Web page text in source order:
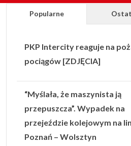
Popularne
PKP Intercity reaguje na
pociągów [ZDJĘCIA]
“Myślała, że maszynista ją
przepuszcza”. Wypadek na
przejeździe kolejowym na
Poznań – Wolsztyn